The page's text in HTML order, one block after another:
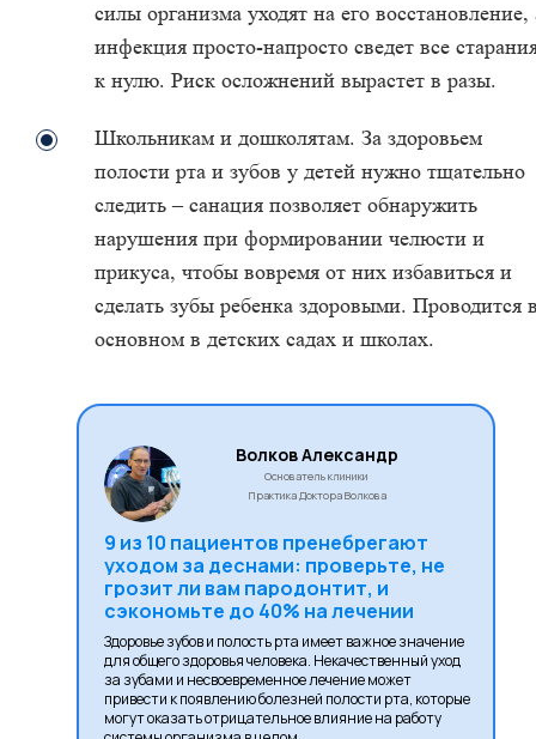
силы организма уходят на его восстановление,
инфекция просто-напросто сведет все
к нулю. Риск осложнений вырастет в разы.
Школьникам и дошколятам. За здоровьем
полости рта и зубов у детей нужно тщательно
следить – санация позволяет обнаружить
нарушения при формировании челюсти и
прикуса, чтобы вовремя от них избавиться и
сделать зубы ребенка здоровыми. Проводится
основном в детских садах и школах.
Волков Александр
Основатель клиники
Практика Доктора Волкова
9 из 10 пациентов пренебрегают
уходом за деснами: проверьте, не
грозит ли вам пародонтит, и
сэкономьте до 40% на лечении
Здоровье зубов и полость рта имеет важное значение
для общего здоровья человека. Некачественный уход
за зубами и несвоевременное лечение может
привести к появлению болезней полости рта, которые
могут оказать отрицательное влияние на работу